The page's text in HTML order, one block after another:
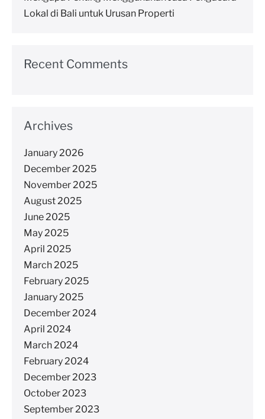
Lokal di Bali untuk Urusan Properti
Recent Comments
Archives
January 2026
December 2025
November 2025
August 2025
June 2025
May 2025
April 2025
March 2025
February 2025
January 2025
December 2024
April 2024
March 2024
February 2024
December 2023
October 2023
September 2023